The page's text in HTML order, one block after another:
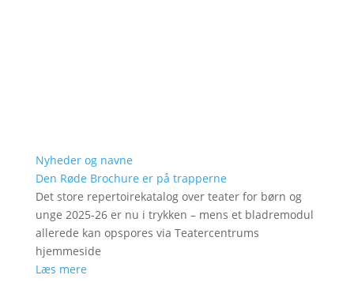
Nyheder og navne
Den Røde Brochure er på trapperne
Det store repertoirekatalog over teater for børn og
unge 2025-26 er nu i trykken – mens et bladremodul
allerede kan opspores via Teatercentrums
hjemmeside
Læs mere